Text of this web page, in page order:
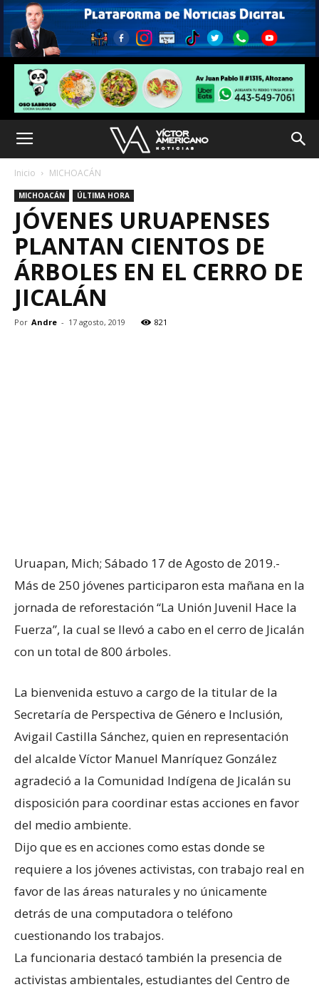
Inicio MICHOACÁN
MICHOACÁN ÚLTIMA HORA
JÓVENES URUAPENSES
PLANTAN CIENTOS DE
ÁRBOLES EN EL CERRO DE
JICALÁN
Por Andre - 17 agosto, 2019 821
Uruapan, Mich; Sábado 17 de Agosto de 2019.-
Más de 250 jóvenes participaron esta mañana en la
jornada de reforestación “La Unión Juvenil Hace la
Fuerza”, la cual se llevó a cabo en el cerro de Jicalán
con un total de 800 árboles.
La bienvenida estuvo a cargo de la titular de la
Secretaría de Perspectiva de Género e Inclusión,
Avigail Castilla Sánchez, quien en representación
del alcalde Víctor Manuel Manríquez González
agradeció a la Comunidad Indígena de Jicalán su
disposición para coordinar estas acciones en favor
del medio ambiente.
Dijo que es en acciones como estas donde se
requiere a los jóvenes activistas, con trabajo real en
favor de las áreas naturales y no únicamente
detrás de una computadora o teléfono
cuestionando los trabajos.
La funcionaria destacó también la presencia de
activistas ambientales, estudiantes del Centro de